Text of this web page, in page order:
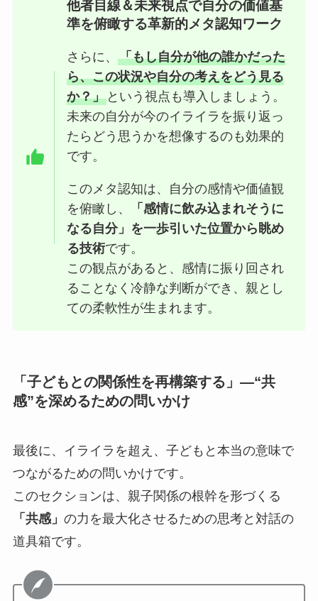
他者目線＆未来視点で自分の価値基
準を俯瞰する革新的メタ認知ワーク
さらに、「もし自分が他の誰かだった
ら、この状況や自分の考えをどう見る
か？」 という視点も導入しましょう。
未来の自分が今のイライラを振り返っ
たらどう思うかを想像するのも効果的
です。
このメタ認知は、自分の感情や価値観
を俯瞰し、
「感情に飲み込まれそうに
なる自分」を一歩引いた位置から眺め
る技術です。
この観点があると、感情に振り回され
ることなく冷静な判断ができ、親とし
ての柔軟性が生まれます。
「子どもとの関係性を再構築する」―“共
感”を深めるための問いかけ
最後に、イライラを超え、子どもと本当の意味で
つながるための問いかけです。
このセクションは、親子関係の根幹を形づくる
「共感」 の力を最大化させるための思考と対話の
道具箱です。